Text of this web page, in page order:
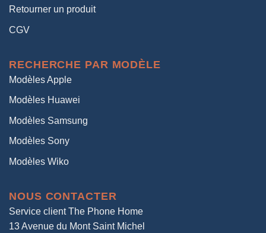
Retourner un produit
CGV
RECHERCHE PAR MODÈLE
Modèles Apple
Modèles Huawei
Modèles Samsung
Modèles Sony
Modèles Wiko
NOUS CONTACTER
Service client The Phone Home
13 Avenue du Mont Saint Michel